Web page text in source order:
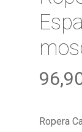
Ropera